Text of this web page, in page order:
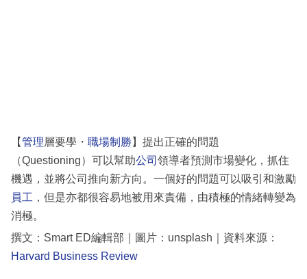
【管理層要學・ 職場制勝 】提出正確的問題
（Questioning）可以幫助公司 領導者預測市場變化，抓住
機遇，並將公司推向新方向。一個好的問題可以吸引和激勵
員工 ，但是亦都很容易地被用來責備，由積極的情緒轉變為
消極。
撰文：Smart ED編輯部｜圖片：unsplash｜資料來源：
Harvard Business Review